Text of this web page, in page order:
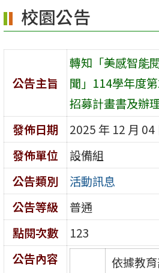
區
校園公告
公告主旨
轉知「美感智能
聞」114學年度
招募計畫書及辦
發佈日期
2025 年 12 月 04
發佈單位
設備組
公告類別
活動訊息
公告等級
普通
點閱次數
123
公告內容
依據教